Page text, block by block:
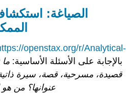
الصياغة:
openstax.org/r/Analytical-
) بالإجابة على الأسئلة الأساسية:
قصيدة، مسرحية، قصة، سيرة
عنوانها؟ من